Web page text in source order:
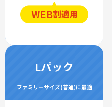
Lパック
ファミリーサイズ(普通)に最適